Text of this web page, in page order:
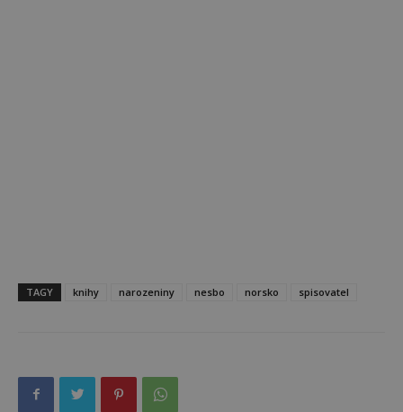
TAGY knihy narozeniny nesbo norsko spisovatel